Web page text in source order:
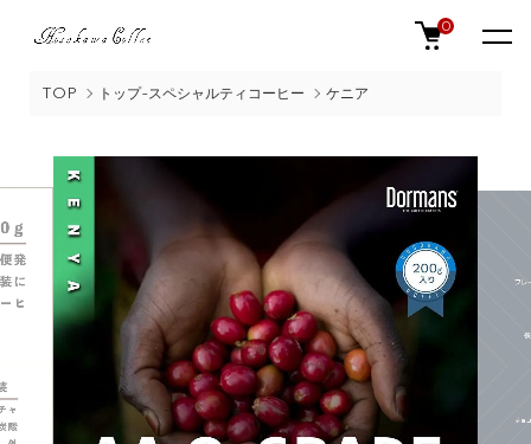
0
TOP トップ-スペシャルティコーヒー ケニア